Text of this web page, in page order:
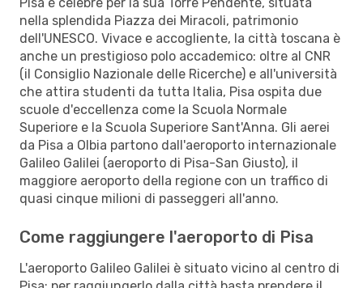
nella splendida Piazza dei Miracoli, patrimonio
dell'UNESCO. Vivace e accogliente, la città toscana è
anche un prestigioso polo accademico: oltre al CNR
(il Consiglio Nazionale delle Ricerche) e all'università
che attira studenti da tutta Italia, Pisa ospita due
scuole d'eccellenza come la Scuola Normale
Superiore e la Scuola Superiore Sant'Anna. Gli aerei
da Pisa a Olbia partono dall'aeroporto internazionale
Galileo Galilei (aeroporto di Pisa-San Giusto), il
maggiore aeroporto della regione con un traffico di
quasi cinque milioni di passeggeri all'anno.
Come raggiungere l'aeroporto di Pisa
L'aeroporto Galileo Galilei è situato vicino al centro di